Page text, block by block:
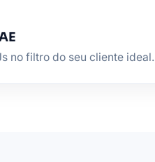
no filtro do seu cliente ideal.